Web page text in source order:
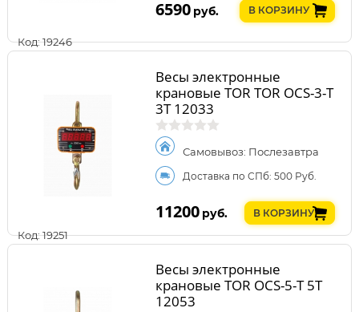
Код: 19246
6590 руб. В КОРЗИНУ
Код: 19251
Весы электронные
крановые TOR TOR OCS-3-T
3T 12033
Самовывоз: Послезавтра
Доставка по СПб: 500 Руб.
11200 руб. В КОРЗИНУ
Весы электронные
крановые TOR OCS-5-T 5T
12053